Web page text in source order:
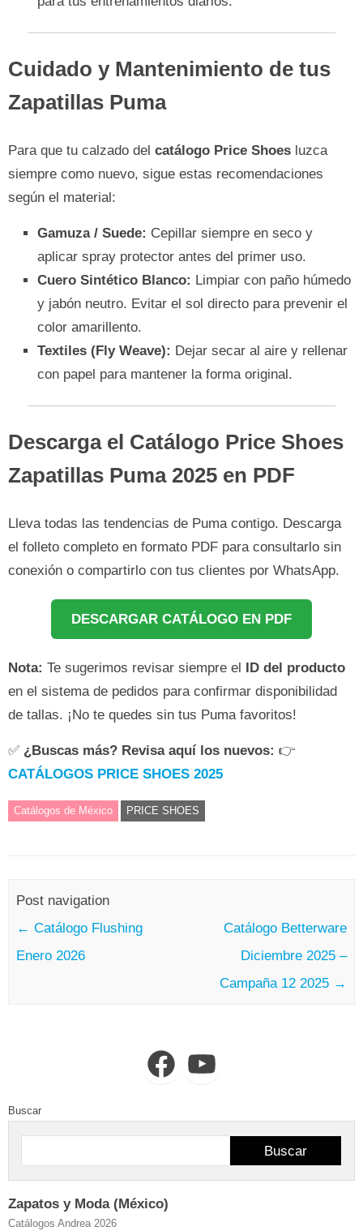
Cuidado y Mantenimiento de tus
Zapatillas Puma
Para que tu calzado del catálogo Price Shoes luzca
siempre como nuevo, sigue estas recomendaciones
según el material:
Gamuza / Suede: Cepillar siempre en seco y
aplicar spray protector antes del primer uso.
Cuero Sintético Blanco: Limpiar con paño húmedo
y jabón neutro. Evitar el sol directo para prevenir el
color amarillento.
Textiles (Fly Weave): Dejar secar al aire y rellenar
con papel para mantener la forma original.
Descarga el Catálogo Price Shoes
Zapatillas Puma 2025 en PDF
Lleva todas las tendencias de Puma contigo. Descarga
el folleto completo en formato PDF para consultarlo sin
conexión o compartirlo con tus clientes por WhatsApp.
DESCARGAR CATÁLOGO EN PDF
Nota: Te sugerimos revisar siempre el ID del producto
en el sistema de pedidos para confirmar disponibilidad
de tallas. ¡No te quedes sin tus Puma favoritos!
✅ ¿Buscas más? Revisa aquí los nuevos: 👉
CATÁLOGOS PRICE SHOES 2025
Catálogos de México PRICE SHOES
Post navigation
← Catálogo Flushing
Enero 2026
Catálogo Betterware
Diciembre 2025 –
Campaña 12 2025 →
FacebookYouTube
Buscar
Buscar
Zapatos y Moda (México)
Catálogos Andrea 2026